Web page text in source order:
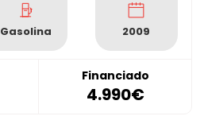
Gasolina 2009
Financiado
4.990€